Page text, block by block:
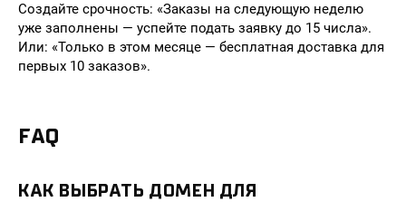
Создайте срочность: «Заказы на следующую неделю
уже заполнены — успейте подать заявку до 15 числа».
Или: «Только в этом месяце — бесплатная доставка для
первых 10 заказов».
FAQ
КАК ВЫБРАТЬ ДОМЕН ДЛЯ